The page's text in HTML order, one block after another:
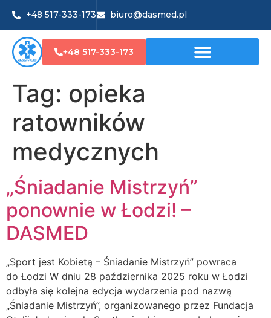
+48 517-333-173 biuro@dasmed.pl
+48 517-333-173
Tag: opieka
ratowników
medycznych
„Śniadanie Mistrzyń”
ponownie w Łodzi! –
DASMED
„Sport jest Kobietą – Śniadanie Mistrzyń” powraca
do Łodzi W dniu 28 października 2025 roku w Łodzi
odbyła się kolejna edycja wydarzenia pod nazwą
„Śniadanie Mistrzyń”, organizowanego przez Fundacja